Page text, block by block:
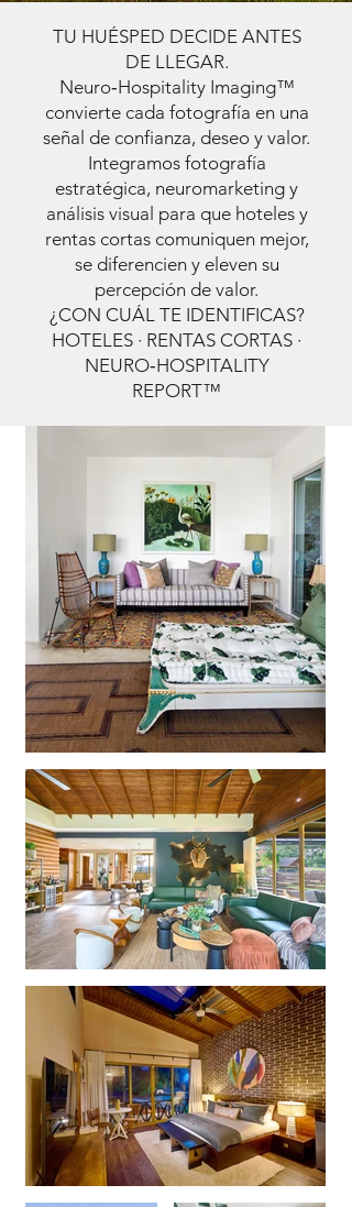
TU HUÉSPED DECIDE ANTES
DE LLEGAR.
Neuro‑Hospitality Imaging™
convierte cada fotografía en una
señal de confianza, deseo y valor.
Integramos fotografía
estratégica, neuromarketing y
análisis visual para que hoteles y
rentas cortas comuniquen mejor,
se diferencien y eleven su
percepción de valor.
¿CON CUÁL TE IDENTIFICAS?
HOTELES · RENTAS CORTAS ·
NEURO‑HOSPITALITY
REPORT™